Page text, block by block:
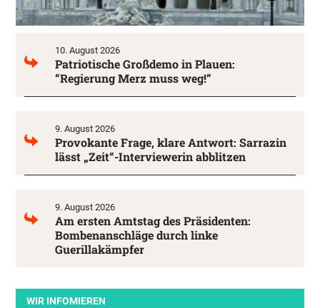
10. August 2026
Patriotische Großdemo in Plauen:
“Regierung Merz muss weg!”
9. August 2026
Provokante Frage, klare Antwort: Sarrazin
lässt „Zeit“-Interviewerin abblitzen
9. August 2026
Am ersten Amtstag des Präsidenten:
Bombenanschläge durch linke
Guerillakämpfer
WIR INFOMIEREN